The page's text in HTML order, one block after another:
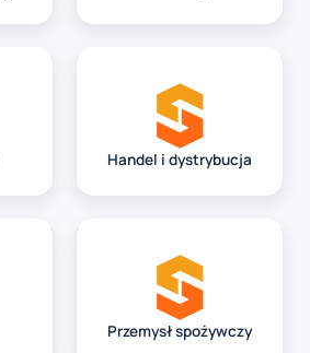
Handel i dystrybucja
Przemysł spożywczy